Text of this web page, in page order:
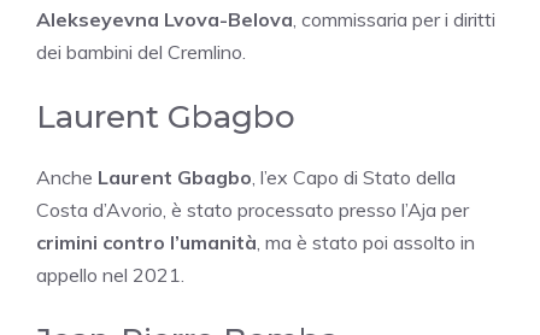
Alekseyevna Lvova-Belova , commissaria per i diritti
dei bambini del Cremlino.
Laurent Gbagbo
Anche Laurent Gbagbo , l’ex Capo di Stato della
Costa d’Avorio, è stato processato presso l’Aja per
crimini contro l’umanità , ma è stato poi assolto in
appello nel 2021.